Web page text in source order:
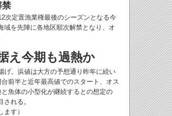
禁
次定置漁業権最後のシーズンとなる今
を先陣に各地区順次解禁となり、オ
え今期も過熱か
。浜値は大方の予想通り昨年に続い
前半と近年最高値でのスタート、オス
魚体の小型化が継続するとの想定の
れる。
す）